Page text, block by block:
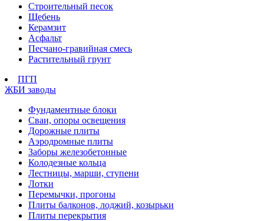
Строительный песок
Щебень
Керамзит
Асфальт
Песчано-гравийная смесь
Растительный грунт
ПГП
ЖБИ заводы
Фундаментные блоки
Сваи, опоры освещения
Дорожные плиты
Аэродромные плиты
Заборы железобетонные
Колодезные кольца
Лестницы, марши, ступени
Лотки
Перемычки, прогоны
Плиты балконов, лоджий, козырьки
Плиты перекрытия